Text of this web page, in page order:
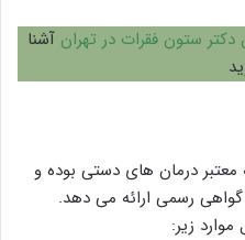
دکتر ستون فقرات در تهران آشنا
معتبر درمان های دستی بوده و
گواهی رسمی ارائه می دهد.
زیر: